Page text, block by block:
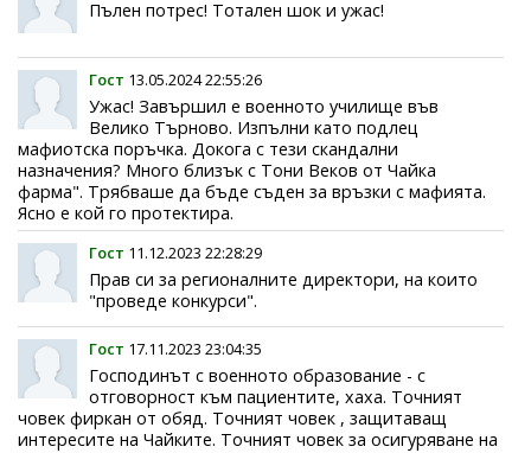
Пълен потрес! Тотален шок и ужас!
Гост 13.05.2024 22:55:26
Ужас! Завършил е военното училище във
Велико Търново. Изпълни като подлец
мафиотска поръчка. Докога с тези скандални
назначения? Много близък с Тони Веков от Чайка
фарма". Трябваше да бъде съден за връзки с мафията.
Ясно е кой го протектира.
Гост 11.12.2023 22:28:29
Прав си за регионалните директори, на които
"проведе конкурси".
Гост 17.11.2023 23:04:35
Господинът с военното образование - с
отговорност към пациентите, хаха. Точният
човек фиркан от обяд. Точният човек , защитаващ
интересите на Чайките. Точният човек за осигуряване на